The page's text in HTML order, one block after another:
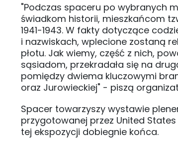
"Podczas spaceru po wybranych
świadkom historii, mieszkańcom
1941-1943. W fakty dotyczące
i nazwiskach, wplecione zostaną
płotu. Jak wiemy, część z nich,
sąsiadom, przekradała się na
pomiędzy dwiema kluczowymi
oraz Jurowieckiej" - piszą
Spacer towarzyszy wystawie
przygotowanej przez United States
tej ekspozycji dobiegnie końca.